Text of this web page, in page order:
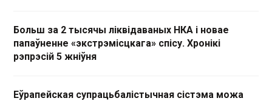
Больш за 2 тысячы ліквідаваных НКА і новае
папаўненне «экстрэмісцкага» спісу. Хронікі
рэпрэсій 5 жніўня
Еўрапейская супрацьбалістычная сістэма можа